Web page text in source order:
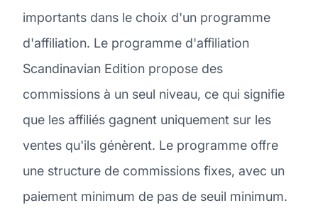
importants dans le choix d'un programme
d'affiliation. Le programme d'affiliation
Scandinavian Edition propose des
commissions à un seul niveau, ce qui signifie
que les affiliés gagnent uniquement sur les
ventes qu'ils génèrent. Le programme offre
une structure de commissions fixes, avec un
paiement minimum de pas de seuil minimum.